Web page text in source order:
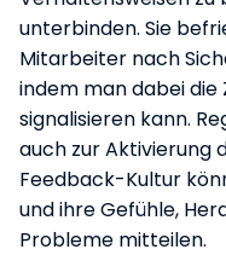
unterbinden. Sie
Mitarbeiter nach
indem man dabei
signalisieren kann.
auch zur Aktivierung
Feedback-Kultur
und ihre Gefühle,
Probleme mitteilen.